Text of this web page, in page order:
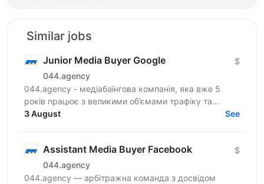
Similar jobs
Junior Media Buyer Google
044.agency
$
044.agency - медіабаїнгова компанія, яка вже 5
років працює з великими об’ємами трафіку та
топовими оферами ринку. За цей час змогли
3 August See
Assistant Media Buyer Facebook
044.agency
$
044.agency — арбітражна команда з досвідом